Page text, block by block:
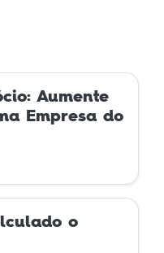
Aumente
Empresa do
o